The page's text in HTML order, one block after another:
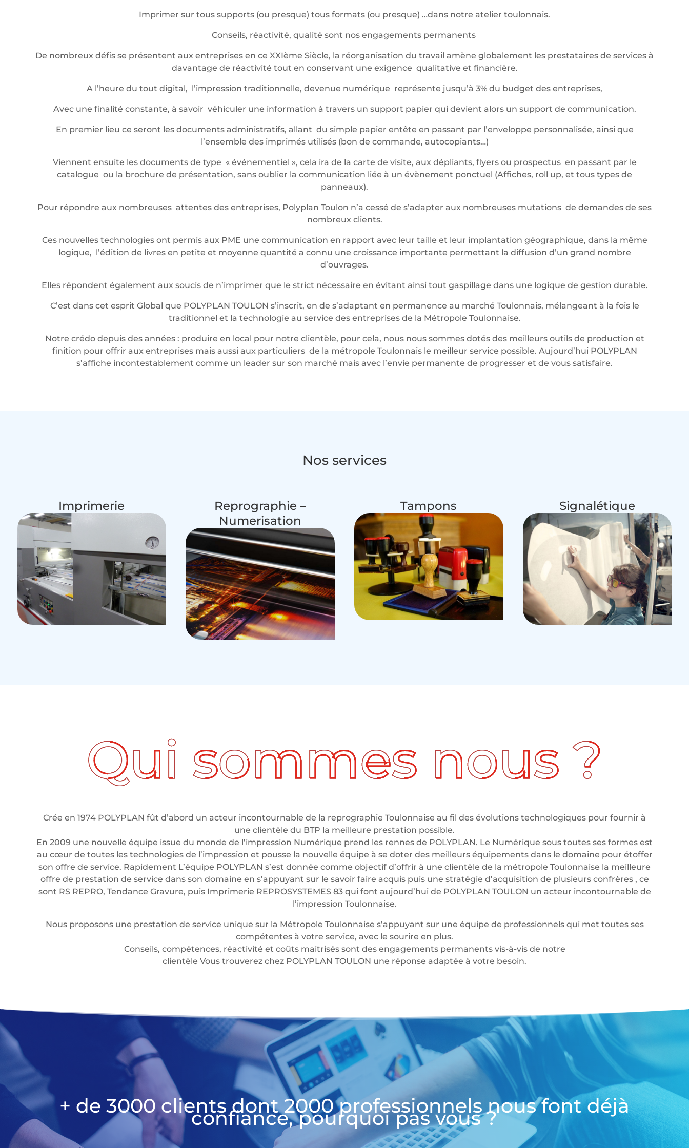
Imprimer sur tous supports (ou presque) tous formats (ou presque) …dans notre atelier toulonnais.
Conseils, réactivité, qualité sont nos engagements permanents
De nombreux défis se présentent aux entreprises en ce XXIème Siècle, la réorganisation du travail amène globalement les prestataires de services à
davantage de réactivité tout en conservant une exigence qualitative et financière.
A l’heure du tout digital, l’impression traditionnelle, devenue numérique représente jusqu’à 3% du budget des entreprises,
Avec une finalité constante, à savoir véhiculer une information à travers un support papier qui devient alors un support de communication.
En premier lieu ce seront les documents administratifs, allant du simple papier entête en passant par l’enveloppe personnalisée, ainsi que
l’ensemble des imprimés utilisés (bon de commande, autocopiants…)
Viennent ensuite les documents de type « événementiel », cela ira de la carte de visite, aux dépliants, flyers ou prospectus en passant par le
catalogue ou la brochure de présentation, sans oublier la communication liée à un évènement ponctuel (Affiches, roll up, et tous types de
panneaux).
Pour répondre aux nombreuses attentes des entreprises, Polyplan Toulon n’a cessé de s’adapter aux nombreuses mutations de demandes de ses
nombreux clients.
Ces nouvelles technologies ont permis aux PME une communication en rapport avec leur taille et leur implantation géographique, dans la même
logique, l’édition de livres en petite et moyenne quantité a connu une croissance importante permettant la diffusion d’un grand nombre
d’ouvrages.
Elles répondent également aux soucis de n’imprimer que le strict nécessaire en évitant ainsi tout gaspillage dans une logique de gestion durable.
C’est dans cet esprit Global que POLYPLAN TOULON s’inscrit, en de s’adaptant en permanence au marché Toulonnais, mélangeant à la fois le
traditionnel et la technologie au service des entreprises de la Métropole Toulonnaise.
Notre crédo depuis des années : produire en local pour notre clientèle, pour cela, nous nous sommes dotés des meilleurs outils de production et
finition pour offrir aux entreprises mais aussi aux particuliers de la métropole Toulonnais le meilleur service possible. Aujourd’hui POLYPLAN
s’affiche incontestablement comme un leader sur son marché mais avec l’envie permanente de progresser et de vous satisfaire.
Nos services
Imprimerie
Reprographie –
Numerisation
Tampons Signalétique
Crée en 1974 POLYPLAN fût d’abord un acteur incontournable de la reprographie Toulonnaise au fil des évolutions technologiques pour fournir à
une clientèle du BTP la meilleure prestation possible.
En 2009 une nouvelle équipe issue du monde de l’impression Numérique prend les rennes de POLYPLAN. Le Numérique sous toutes ses formes est
au cœur de toutes les technologies de l’impression et pousse la nouvelle équipe à se doter des meilleurs équipements dans le domaine pour étoffer
son offre de service. Rapidement L’équipe POLYPLAN s’est donnée comme objectif d’offrir à une clientèle de la métropole Toulonnaise la meilleure
offre de prestation de service dans son domaine en s’appuyant sur le savoir faire acquis puis une stratégie d’acquisition de plusieurs confrères , ce
sont RS REPRO, Tendance Gravure, puis Imprimerie REPROSYSTEMES 83 qui font aujourd’hui de POLYPLAN TOULON un acteur incontournable de
l’impression Toulonnaise.
Nous proposons une prestation de service unique sur la Métropole Toulonnaise s’appuyant sur une équipe de professionnels qui met toutes ses
compétentes à votre service, avec le sourire en plus.
Conseils, compétences, réactivité et coûts maitrisés sont des engagements permanents vis-à-vis de notre
clientèle Vous trouverez chez POLYPLAN TOULON une réponse adaptée à votre besoin.
+ de 3000 clients dont 2000 professionnels nous font déjà
confiance, pourquoi pas vous ?